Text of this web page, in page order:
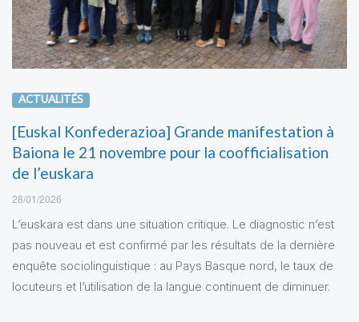
ACTUALITÉS
[Euskal Konfederazioa] Grande manifestation à
Baiona le 21 novembre pour la coofficialisation
de l’euskara
28/01/2026
L’euskara est dans une situation critique. Le diagnostic n’est
pas nouveau et est confirmé par les résultats de la dernière
enquête sociolinguistique : au Pays Basque nord, le taux de
locuteurs et l’utilisation de la langue continuent de diminuer.